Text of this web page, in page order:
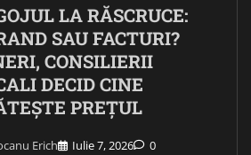
LA RĂSCRUCE:
SAU FACTURI?
CONSILIERII
DECID CINE
PREȚUL
Erich Iulie 7, 2026 0